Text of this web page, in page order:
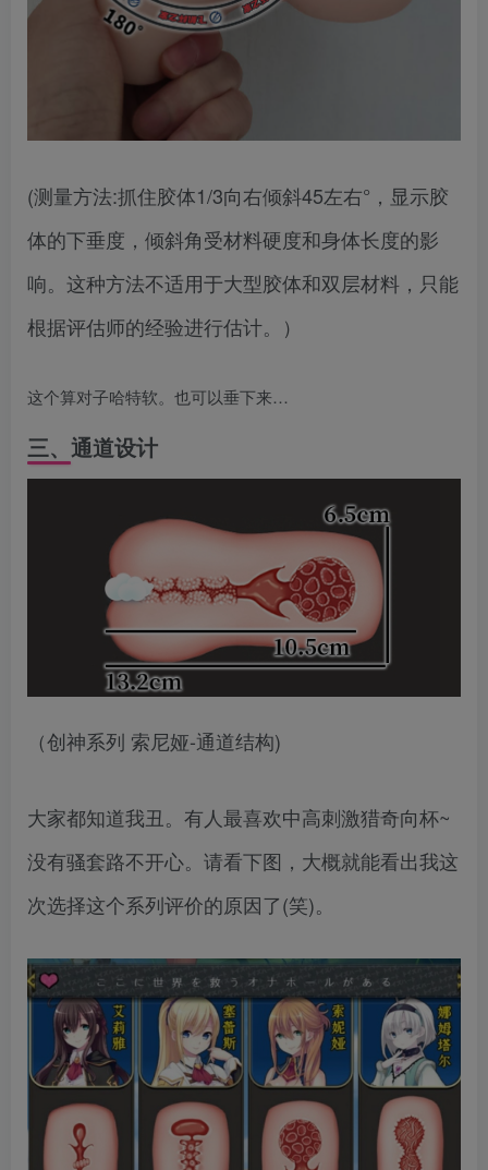
(测量方法:抓住胶体1/3向右倾斜45左右°，显示胶
体的下垂度，倾斜角受材料硬度和身体长度的影
响。这种方法不适用于大型胶体和双层材料，只能
根据评估师的经验进行估计。）
这个算对子哈特软。也可以垂下来…
三、通道设计
（创神系列 索尼娅-通道结构)
大家都知道我丑。有人最喜欢中高刺激猎奇向杯~
没有骚套路不开心。请看下图，大概就能看出我这
次选择这个系列评价的原因了(笑)。